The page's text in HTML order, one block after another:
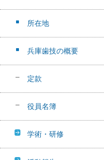
所在地
兵庫歯技の概要
定款
役員名簿
学術・研修